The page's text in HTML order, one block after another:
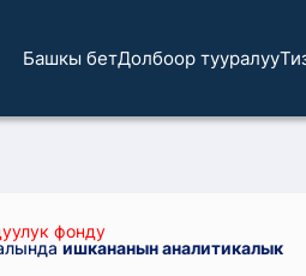
Башкы бетДолбоор тууралуу
фонду
ишкананын аналитикалык